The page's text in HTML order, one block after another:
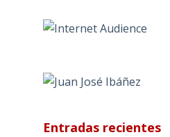
Entradas recientes